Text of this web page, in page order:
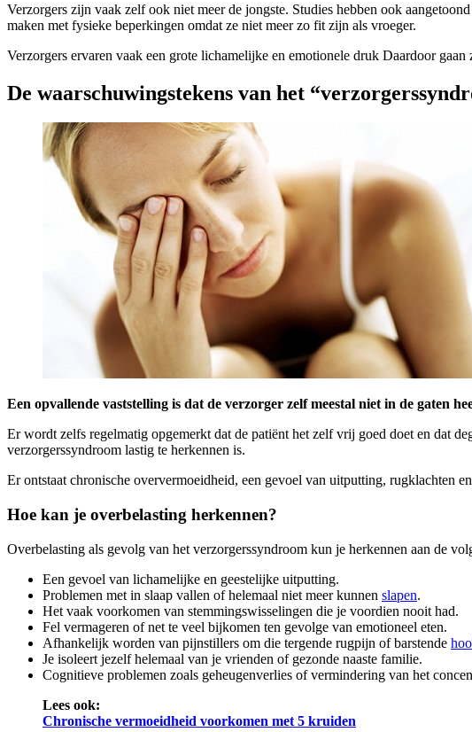
Verzorgers zijn vaak zelf ook niet meer de jongste. Studies hebben ook
maken met fysieke beperkingen omdat ze niet meer zo fit zijn als vroeger.
Verzorgers ervaren vaak een grote lichamelijke en emotionele druk Daardoor
De waarschuwingstekens van het
Een opvallende vaststelling is dat de verzorger zelf meestal niet in de gaten
Er wordt zelfs regelmatig opgemerkt dat de patiënt het zelf vrij goed doet en dat
verzorgerssyndroom lastig te herkennen is.
Er ontstaat chronische oververmoeidheid, een gevoel van uitputting, rugklachten
Hoe kan je overbelasting herkennen?
Overbelasting als gevolg van het verzorgerssyndroom kun je herkennen aan de
Een gevoel van lichamelijke en geestelijke uitputting.
Problemen met in slaap vallen of helemaal niet meer kunnen slapen.
Het vaak voorkomen van stemmingswisselingen die je voordien nooit had.
Fel vermageren of net te veel bijkomen ten gevolge van emotioneel eten.
Afhankelijk worden van pijnstillers om die tergende rugpijn of barstende
Je isoleert jezelf helemaal van je vrienden of gezonde naaste familie.
Cognitieve problemen zoals geheugenverlies of vermindering van het
Lees ook:
Chronische vermoeidheid voorkomen met 5 kruiden